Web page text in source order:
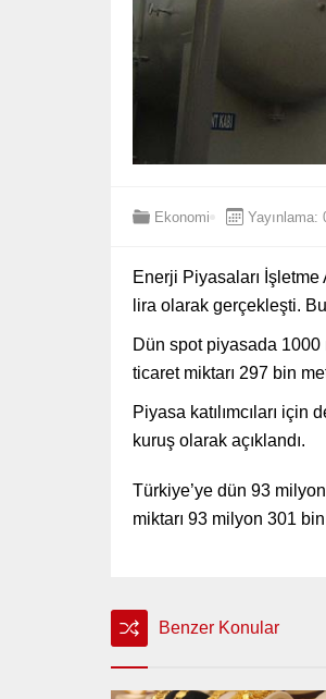
Ekonomi Yayınlama:
Enerji Piyasaları
lira olarak gerçekleşti.
Dün spot piyasada 1000
ticaret miktarı 297 bin
Piyasa katılımcıları
kuruş olarak açıklandı.
Türkiye’ye dün 93
miktarı 93 milyon 301
Benzer Konular